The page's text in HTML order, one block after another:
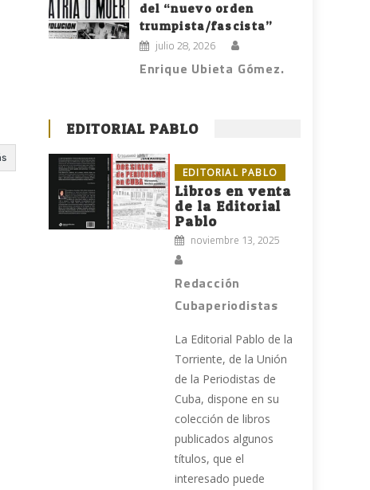
del “nuevo orden
trumpista/fascista”
julio 28, 2026
Enrique Ubieta Gómez.
EDITORIAL PABLO
EDITORIAL PABLO
Libros en venta
de la Editorial
Pablo
noviembre 13, 2025
Redacción
Cubaperiodistas
La Editorial Pablo de la
Torriente, de la Unión
de la Periodistas de
Cuba, dispone en su
colección de libros
publicados algunos
títulos, que el
interesado puede